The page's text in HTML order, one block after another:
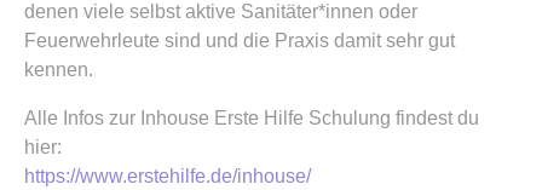
denen viele selbst aktive Sanitäter*innen oder
Feuerwehrleute sind und die Praxis damit sehr gut
kennen.
Alle Infos zur Inhouse Erste Hilfe Schulung findest du
hier:
https://www.erstehilfe.de/inhouse/